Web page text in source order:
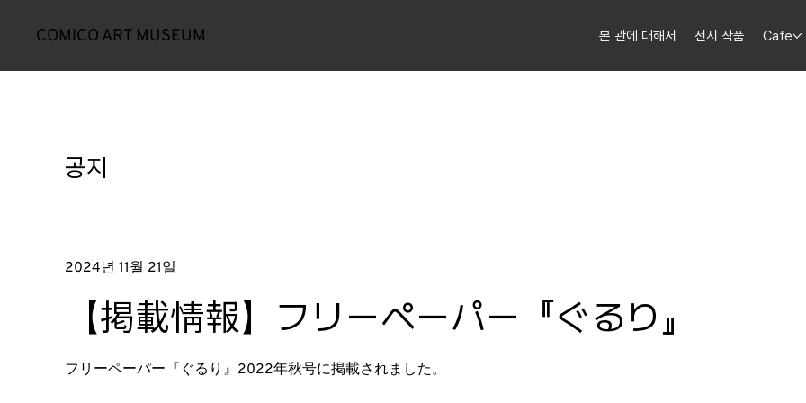
본 관에 대해서 전시 작품 Cafe
COMICO ART MUSEUM
공지
【掲載情報】フリーペーパー『ぐるり』
フリーペーパー『ぐるり』2022年秋号に掲載されました。
2024년 11월 21일